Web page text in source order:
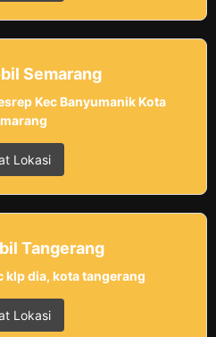
Semarang
Kec Banyumanik Kota
Lokasi
Tangerang
klp dia, kota tangerang
Lokasi